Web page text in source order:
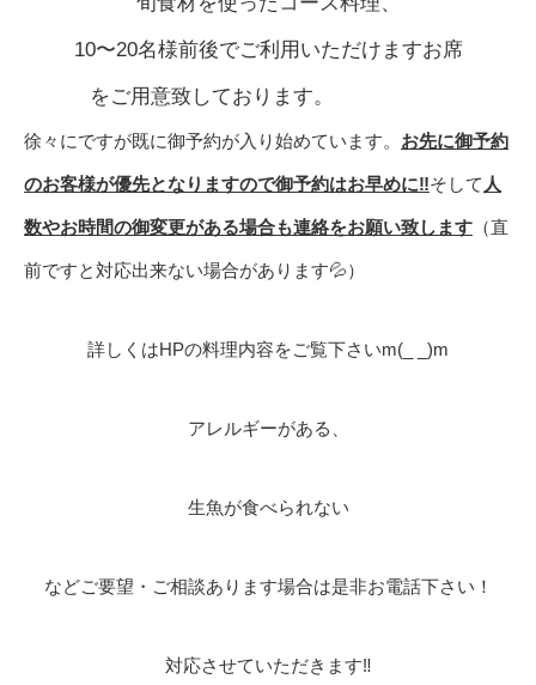
10〜20名様前後でご利用いただけますお席
をご用意致しております。
徐々にですが既に御予約が入り始めています。 お先に御予約
のお客様が優先となりますので御予約はお早めに‼️そして 人
数やお時間の御変更がある場合も連絡をお願い致します （直
前ですと対応出来ない場合があります💦）
詳しくはHPの料理内容をご覧下さいm(_ _)m
アレルギーがある、
生魚が食べられない
などご要望・ご相談あります場合は是非お電話下さい！
対応させていただきます‼️